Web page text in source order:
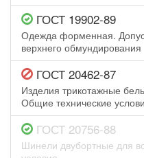
ГОСТ 19902-89
Одежда форменная.
верхнего обмундирования
ГОСТ 20462-87
Изделия трикотажные
Общие технические
ГОСТ 20756-88
Шинели двубортные для